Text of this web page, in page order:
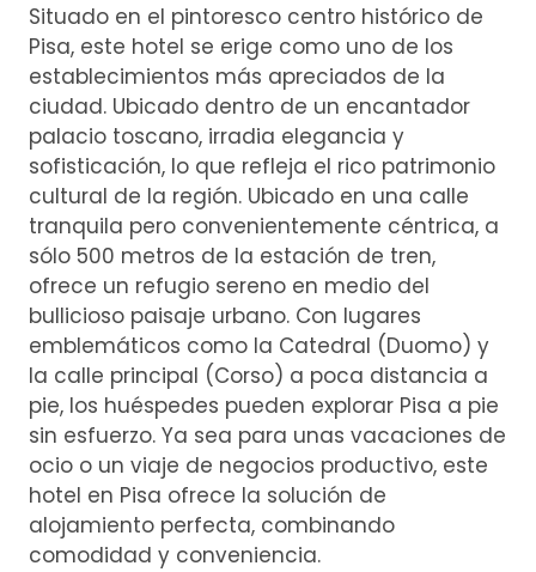
Situado en el pintoresco centro histórico de
Pisa, este hotel se erige como uno de los
establecimientos más apreciados de la
ciudad. Ubicado dentro de un encantador
palacio toscano, irradia elegancia y
sofisticación, lo que refleja el rico patrimonio
cultural de la región. Ubicado en una calle
tranquila pero convenientemente céntrica, a
sólo 500 metros de la estación de tren,
ofrece un refugio sereno en medio del
bullicioso paisaje urbano. Con lugares
emblemáticos como la Catedral (Duomo) y
la calle principal (Corso) a poca distancia a
pie, los huéspedes pueden explorar Pisa a pie
sin esfuerzo. Ya sea para unas vacaciones de
ocio o un viaje de negocios productivo, este
hotel en Pisa ofrece la solución de
alojamiento perfecta, combinando
comodidad y conveniencia.